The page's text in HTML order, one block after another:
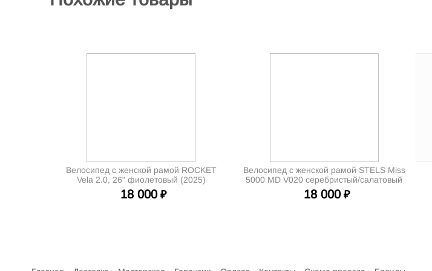
Велосипед с женской рамой ROCKET
Vela 2.0, 26" фиолетовый (2025)
18 000 ₽
Велосипед с женской рамой STELS Miss
5000 MD V020 серебристый/салатовый
(2025)
18 000 ₽